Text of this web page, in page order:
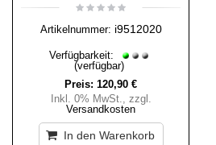
Artikelnummer: i9512020
Verfügbarkeit:
(verfügbar)
Preis: 120,90 €
Inkl. 0% MwSt., zzgl.
Versandkosten
In den Warenkorb